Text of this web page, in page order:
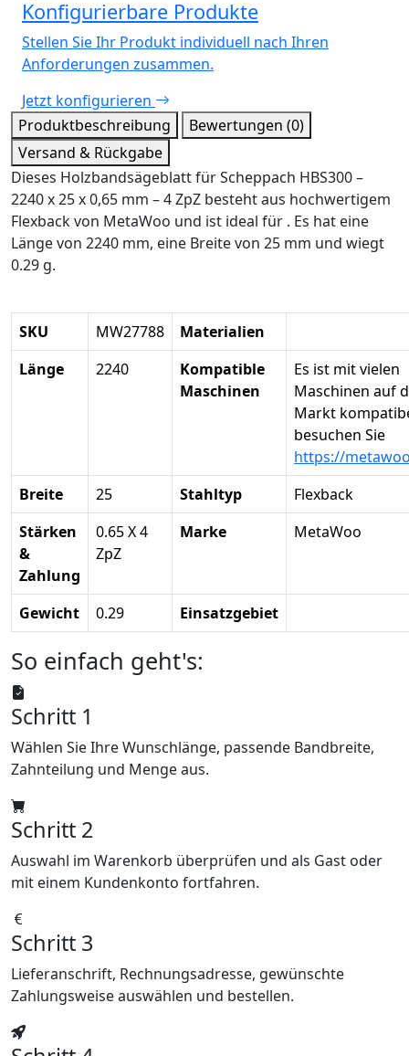
Konfigurierbare Produkte
Stellen Sie Ihr Produkt individuell nach Ihren
Anforderungen zusammen.
Jetzt konfigurieren
Produktbeschreibung
Bewertungen (0)
Versand & Rückgabe
Dieses Holzbandsägeblatt für Scheppach HBS300 –
2240 x 25 x 0,65 mm – 4 ZpZ besteht aus hochwertigem
Flexback von MetaWoo und ist ideal für . Es hat eine
Länge von 2240 mm, eine Breite von 25 mm und wiegt
0.29 g.
SKU MW27788
Materialien
Länge
2240
Kompatible
Maschinen
Es ist mit vielen
Maschinen auf
Markt
besuchen Sie
https://
Breite
25 Stahltyp
Flexback
Stärken
&
Zahlung
0.65 X 4
ZpZ
Marke MetaWoo
Gewicht 0.29 Einsatzgebiet
So einfach geht's:
Schritt 1
Wählen Sie Ihre Wunschlänge, passende Bandbreite,
Zahnteilung und Menge aus.
Schritt 2
Auswahl im Warenkorb überprüfen und als Gast oder
mit einem Kundenkonto fortfahren.
Schritt 3
Lieferanschrift, Rechnungsadresse, gewünschte
Zahlungsweise auswählen und bestellen.